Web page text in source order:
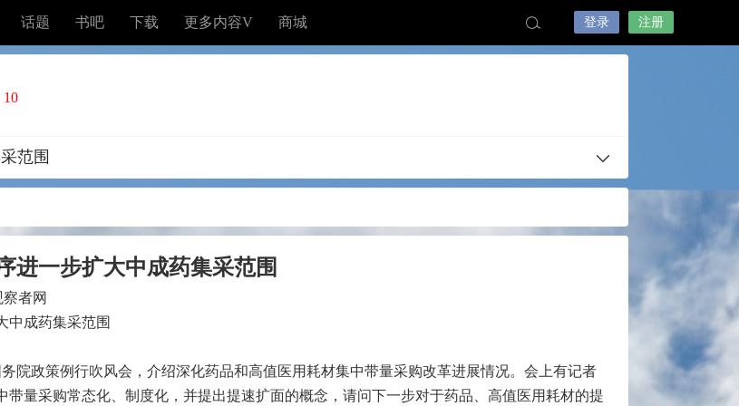
话题 书吧 下载 更多内容V 商城 登录 注册
10
范围
进一步扩大中成药集采范围
者网
中成药集采范围
院政策例行吹风会，介绍深化药品和高值医用耗材集中带量采购改革进展情况。会上有记者
带量采购常态化、制度化，并提出提速扩面的概念，请问下一步对于药品、高值医用耗材的提